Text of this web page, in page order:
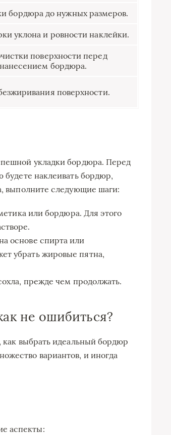
бордюра до нужных размеров.
уклона и ровности наклейки.
поверхности перед
нанесением бордюра.
поверхности.
укладки бордюра. Перед
будете наклеивать бордюр,
выполните следующие шаги:
или бордюра. Для этого
основе спирта или
убрать жировые пятна,
прежде чем продолжать.
не ошибиться?
как выбрать идеальный бордюр
вариантов, и иногда
аспекты: